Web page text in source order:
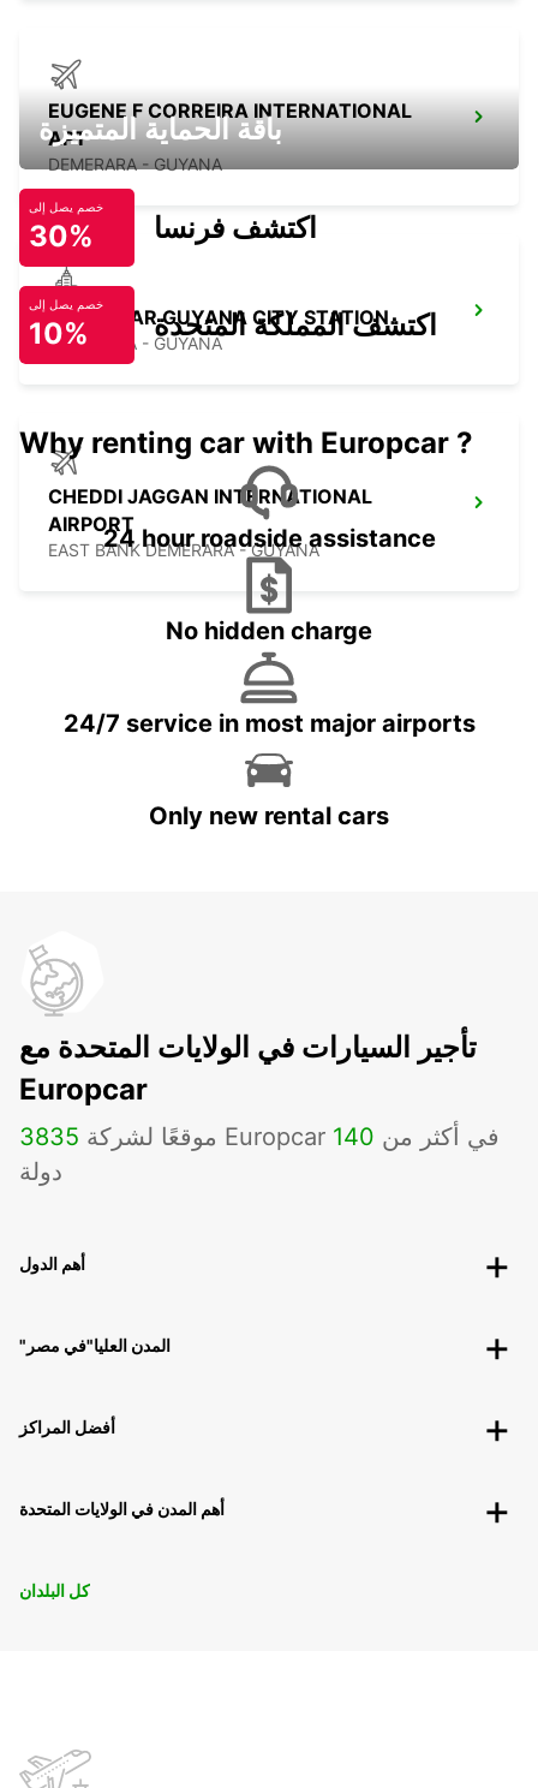
EUGENE F CORREIRA INTERNATIONAL
APT
DEMERARA - GUYANA
EUROPCAR GUYANA CITY STATION
DEMERARA - GUYANA
CHEDDI JAGGAN INTERNATIONAL
AIRPORT
EAST BANK DEMERARA - GUYANA
باقة الحماية المتميزة
خصم يصل إلى
30% اكتشف فرنسا
خصم يصل إلى
10% اكتشف المملكة المتحدة
Why renting car with Europcar ?
24 hour roadside assistance
No hidden charge
24/7 service in most major airports
Only new rental cars
تأجير السيارات في الولايات المتحدة مع
Europcar
3835 موقعًا لشركة Europcar في أكثر من 140
دولة
أهم الدول
"المدن العليا"في مصر
أفضل المراكز
أهم المدن في الولايات المتحدة
كل البلدان